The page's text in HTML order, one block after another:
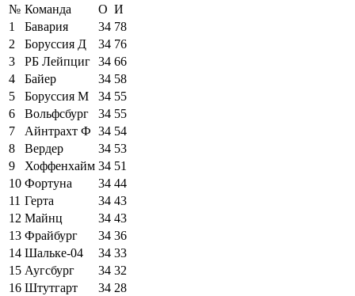
№ Команда О И
1
Бавария 34 78
2
Боруссия Д 34 76
3
РБ Лейпциг 34 66
4
Байер 34 58
5
Боруссия М 34 55
6
Вольфсбург 34 55
7
Айнтрахт Ф 34 54
8
Вердер 34 53
9
Хоффенхайм 34 51
10 Фортуна 34 44
11 Герта 34 43
12 Майнц 34 43
13 Фрайбург 34 36
14 Шальке-04 34 33
15 Аугсбург 34 32
16 Штутгарт 34 28